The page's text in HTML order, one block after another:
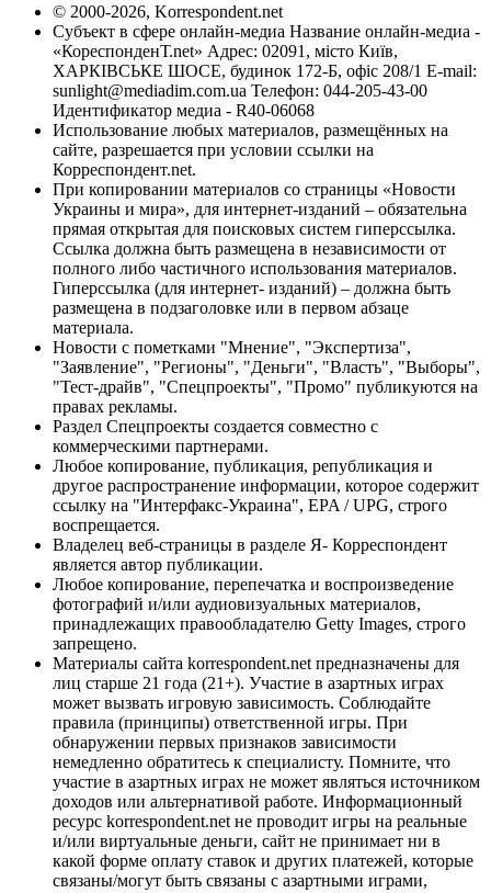
© 2000-2026, Korrespondent.net
Субъект в сфере онлайн-медиа Название онлайн-медиа -
«КореспонденТ.net» Адрес: 02091, місто Київ,
ХАРКІВСЬКЕ ШОСЕ, будинок 172-Б, офіс 208/1 E-mail:
sunlight@mediadim.com.ua Телефон: 044-205-43-00
Идентификатор медиа - R40-06068
Использование любых материалов, размещённых на
сайте, разрешается при условии ссылки на
Корреспондент.net.
При копировании материалов со страницы «Новости
Украины и мира», для интернет-изданий – обязательна
прямая открытая для поисковых систем гиперссылка.
Ссылка должна быть размещена в независимости от
полного либо частичного использования материалов.
Гиперссылка (для интернет- изданий) – должна быть
размещена в подзаголовке или в первом абзаце
материала.
Новости с пометками "Мнение", "Экспертиза",
"Заявление", "Регионы", "Деньги", "Власть", "Выборы",
"Тест-драйв", "Спецпроекты", "Промо" публикуются на
правах рекламы.
Раздел Спецпроекты создается совместно с
коммерческими партнерами.
Любое копирование, публикация, републикация и
другое распространение информации, которое содержит
ссылку на "Интерфакс-Украина", EPA / UPG, строго
воспрещается.
Владелец веб-страницы в разделе Я- Корреспондент
является автор публикации.
Любое копирование, перепечатка и воспроизведение
фотографий и/или аудиовизуальных материалов,
принадлежащих правообладателю Getty Images, строго
запрещено.
Материалы сайта korrespondent.net предназначены для
лиц старше 21 года (21+). Участие в азартных играх
может вызвать игровую зависимость. Соблюдайте
правила (принципы) ответственной игры. При
обнаружении первых признаков зависимости
немедленно обратитесь к специалисту. Помните, что
участие в азартных играх не может являться источником
доходов или альтернативой работе. Информационный
ресурс korrespondent.net не проводит игры на реальные
и/или виртуальные деньги, сайт не принимает ни в
какой форме оплату ставок и других платежей, которые
связаны/могут быть связаны с азартными играми,